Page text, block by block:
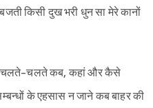
किसी दुख भरी धुन सा मेरे कानों
चलते-चलते कब, कहां और कैसे
के एहसास न जाने कब बाहर की